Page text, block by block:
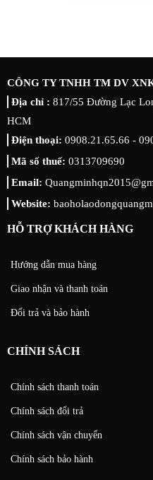
CÔNG TY TNHH TM DV
Địa chỉ : 817/55 Đường Lạc
HCM
Điện thoại: 0908.21.65.66 -
Mã số thuế: 0313709690
Email:
Website:
HỖ TRỢ KHÁCH HÀNG
Hướng dẫn mua hàng
Giao nhận và thanh toán
Đổi trả và bảo hành
CHÍNH SÁCH
Chính sách thanh toán
Chính sách đổi trả
Chính sách vận chuyển
Chính sách bảo hành